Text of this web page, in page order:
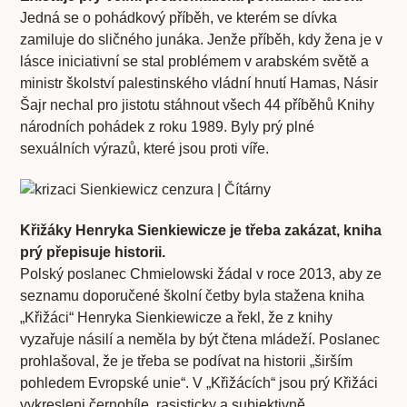
Jedná se o pohádkový příběh, ve kterém se dívka
zamiluje do sličného junáka. Jenže příběh, kdy žena je v
lásce iniciativní se stal problémem v arabském světě a
ministr školství palestinského vládní hnutí Hamas, Násir
Šajr nechal pro jistotu stáhnout všech 44 příběhů Knihy
národních pohádek z roku 1989. Byly prý plné
sexuálních výrazů, které jsou proti víře.
Křižáky Henryka Sienkiewicze je třeba zakázat, kniha
prý přepisuje historii.
Polský poslanec Chmielowski žádal v roce 2013, aby ze
seznamu doporučené školní četby byla stažena kniha
„Křižáci“ Henryka Sienkiewicze a řekl, že z knihy
vyzařuje násilí a neměla by být čtena mládeží. Poslanec
prohlašoval, že je třeba se podívat na historii „širším
pohledem Evropské unie“. V „Křižácích“ jsou prý Křižáci